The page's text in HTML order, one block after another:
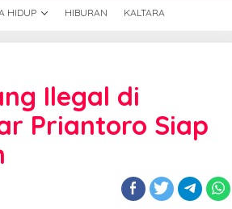
HIDUP HIBURAN KALTARA
Ilegal di
Priantoro Siap